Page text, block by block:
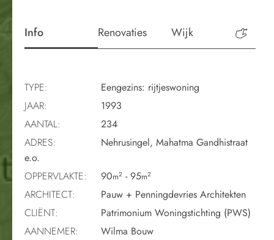
Info Renovaties Wijk
TYPE:
Eengezins: rijtjeswoning
JAAR:
1993
AANTAL:
234
ADRES:
Nehrusingel, Mahatma Gandhistraat
e.o.
OPPERVLAKTE:
90m2 - 95m2
ARCHITECT:
Pauw + Penningdevries Architekten
CLIËNT:
Patrimonium Woningstichting (PWS)
AANNEMER:
Wilma Bouw